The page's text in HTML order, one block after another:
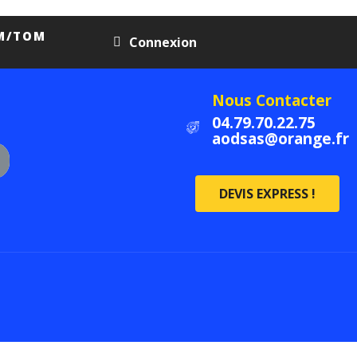
TOM Connexion
Nous Contacter
04.79.70.22.75
aodsas@orange.fr
DEVIS EXPRESS !